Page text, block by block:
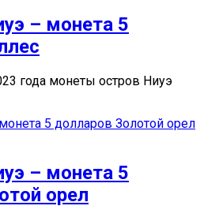
– монета 5
года монеты остров Ниуэ
– монета 5
орел